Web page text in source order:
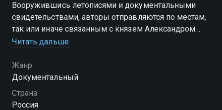
Вооружившись летописями и документальными
свидетельствами, авторы отправляются по местам,
так или иначе связанным с князем Александром
Невским, - от Переславля-Залесского до Ватикана.
Читать дальше
Жанр
Документальный
Страна
Россия